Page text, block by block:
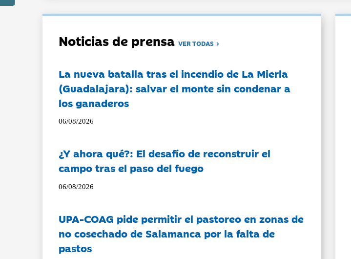
Noticias de prensaVER TODAS
La nueva batalla tras el incendio de La Mierla
(Guadalajara): salvar el monte sin condenar a
los ganaderos
06/08/2026
¿Y ahora qué?: El desafío de reconstruir el
campo tras el paso del fuego
06/08/2026
UPA-COAG pide permitir el pastoreo en zonas de
no cosechado de Salamanca por la falta de
pastos